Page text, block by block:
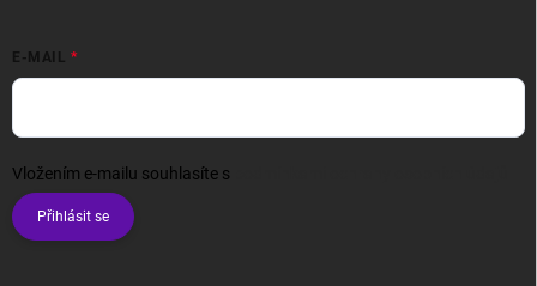
E-MAIL
Vložením e-mailu souhlasíte s
Přihlásit se